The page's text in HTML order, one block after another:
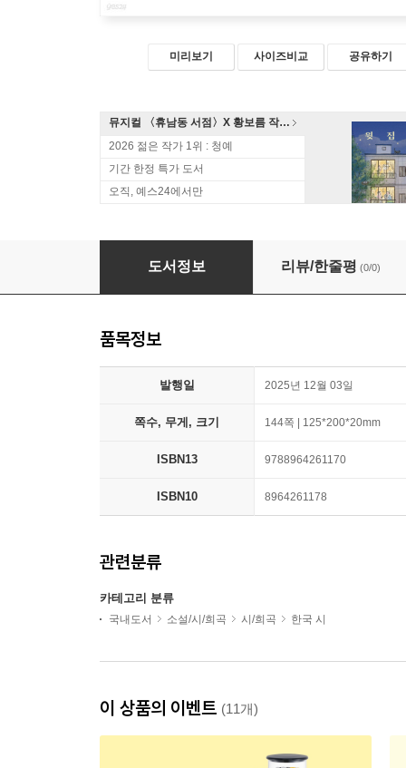
미리보기 사이즈비교 공유하기
뮤지컬 〈휴남동 서점〉X 황보름 작가 북토크
2026 젊은 작가 1위 : 청예
기간 한정 특가 도서
오직, 예스24에서만
너를 위하여 밝혀 둔 작은 램프 하나
도서정보 리뷰/한줄평 (0/0)
품목정보
발행일 2025년 12월 03일
쪽수, 무게, 크기 144쪽 | 125*200*20mm
ISBN13 9788964261170
ISBN10 8964261178
관련분류
카테고리 분류
국내도서 소설/시/희곡 시/희곡 한국 시
이 상품의 이벤트 (11개)